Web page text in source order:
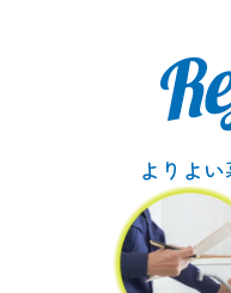
よりよ